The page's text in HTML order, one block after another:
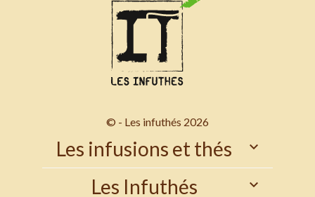
© - Les infuthés 2026
Les infusions et thés 
Les Infuthés 